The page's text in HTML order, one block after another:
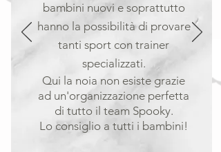
bambini nuovi e soprattutto
hanno la possibilità di provare
tanti sport con trainer
specializzati.
Qui la noia non esiste grazie
ad un'organizzazione perfetta
di tutto il team Spooky.
Lo consiglio a tutti i bambini!